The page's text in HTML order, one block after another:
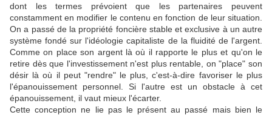
dont les termes prévoient que les partenaires peuvent
constamment en modifier le contenu en fonction de leur situation.
On a passé de la propriété foncière stable et exclusive à un autre
système fondé sur l'idéologie capitaliste de la fluidité de l'argent.
Comme on place son argent là où il rapporte le plus et qu'on le
retire dès que l'investissement n'est plus rentable, on "place" son
désir là où il peut "rendre" le plus, c'est-à-dire favoriser le plus
l'épanouissement personnel. Si l'autre est un obstacle à cet
épanouissement, il vaut mieux l'écarter.
Cette conception ne lie pas le présent au passé mais bien le